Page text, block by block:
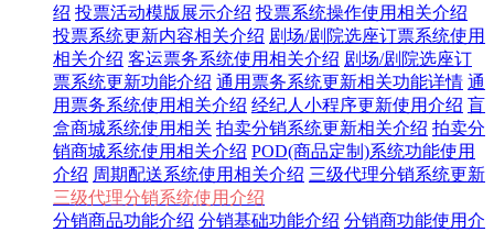
绍 投票活动模版展示介绍 投票系统操作使用相关介绍
投票系统更新内容相关介绍 剧场/剧院选座订票系统使用
相关介绍 客运票务系统使用相关介绍 剧场/剧院选座订
票系统更新功能介绍 通用票务系统更新相关功能详情 通
用票务系统使用相关介绍 经纪人小程序更新使用介绍 盲
盒商城系统使用相关 拍卖分销系统更新相关介绍 拍卖分
销商城系统使用相关介绍 POD(商品定制)系统功能使用
介绍 周期配送系统使用相关介绍 三级代理分销系统更新
三级代理分销系统使用介绍
分销商品功能介绍 分销基础功能介绍 分销商功能使用介